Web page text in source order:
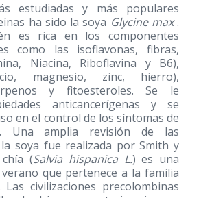
estudiadas y más populares
ha sido la soya Glycine max.
es rica en los componentes
como las isoflavonas, fibras,
Niacina, Riboflavina y B6),
magnesio, zinc, hierro),
y fitoesteroles. Se le
anticancerígenas y se
en el control de los síntomas de
Una amplia revisión de las
soya fue realizada por Smith y
(Salvia hispanica L.) es una
que pertenece a la familia
Las civilizaciones precolombinas